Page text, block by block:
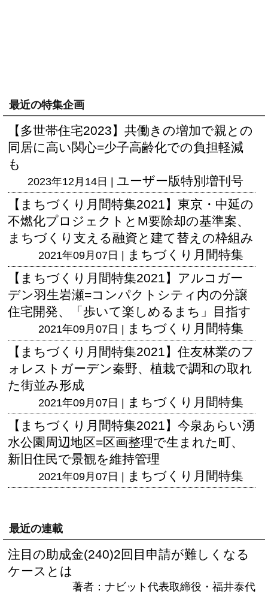
最近の特集企画
【多世帯住宅2023】共働きの増加で親との
同居に高い関心=少子高齢化での負担軽減
も
2023年12月14日 | ユーザー版特別増刊号
【まちづくり月間特集2021】東京・中延の
不燃化プロジェクトとM要除却の基準案、
まちづくり支える融資と建て替えの枠組み
2021年09月07日 | まちづくり月間特集
【まちづくり月間特集2021】アルコガー
デン羽生岩瀬=コンパクトシティ内の分譲
住宅開発、「歩いて楽しめるまち」目指す
2021年09月07日 | まちづくり月間特集
【まちづくり月間特集2021】住友林業のフ
ォレストガーデン秦野、植栽で調和の取れ
た街並み形成
2021年09月07日 | まちづくり月間特集
【まちづくり月間特集2021】今泉あらい湧
水公園周辺地区=区画整理で生まれた町、
新旧住民で景観を維持管理
2021年09月07日 | まちづくり月間特集
最近の連載
注目の助成金(240)2回目申請が難しくなる
ケースとは
著者：ナビット代表取締役・福井泰代